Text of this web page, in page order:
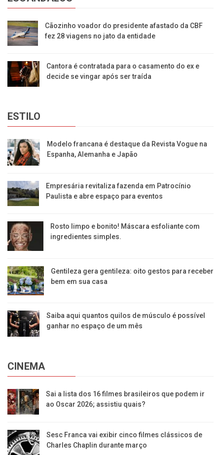
Cãozinho voador do presidente afastado da CBF
fez 28 viagens no jato da entidade
Cantora é contratada para o casamento do ex e
decide se vingar após ser traída
ESTILO
Modelo francana é destaque da Revista Vogue na
Espanha, Alemanha e Japão
Empresária revitaliza fazenda em Patrocínio
Paulista e abre espaço para eventos
Rosto limpo e bonito! Máscara esfoliante com
ingredientes simples.
Gentileza gera gentileza: oito gestos para receber
bem em sua casa
Saiba aqui quantos quilos de músculo é possível
ganhar no espaço de um mês
CINEMA
Sai a lista dos 16 filmes brasileiros que podem ir
ao Oscar 2026; assistiu quais?
Sesc Franca vai exibir cinco filmes clássicos de
Charles Chaplin durante março